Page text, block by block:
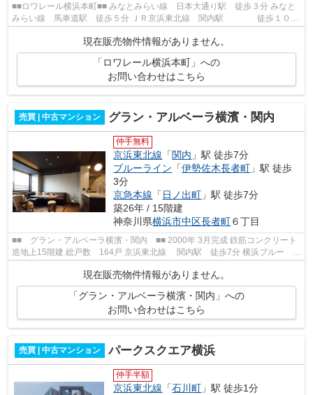
■■ロワレール横浜本町■■ みなとみらい線 日本大通り駅 徒歩３分 みなと
みらい線 馬車道駅 徒歩５分 ＪＲ京浜東北線 関内駅 徒歩１０分
現在販売物件情報がありません。
「ロワレール横浜本町」への
お問い合わせはこちら
売買 | 中古マンション グラン・アルベーラ横濱・関内
仲手無料
京浜東北線 「関内 」駅 徒歩7分
ブルーライン 「伊勢佐木長者町 」駅 徒歩
3分
京急本線 「日ノ出町 」駅 徒歩7分
築26年 / 15階建
神奈川県横浜市中区長者町６丁目
■■ グラン・アルベーラ横濱・関内 ■■ 2000年 3月完成 鉄筋コンクリート
造地上15階建 総戸数 164戸 京浜東北線 関内駅 徒歩7分 横浜ブルー
伊勢佐木長者町駅 徒歩3分 京浜急...
現在販売物件情報がありません。
「グラン・アルベーラ横濱・関内」への
お問い合わせはこちら
売買 | 中古マンション パークスクエア横浜
仲手半額
京浜東北線 「石川町 」駅 徒歩1分